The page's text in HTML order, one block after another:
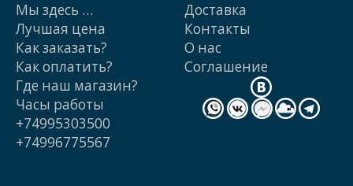
Мы здесь …
Лучшая цена
Как заказать?
Как оплатить?
Доставка
Контакты
О нас
Cоглашение
Где наш магазин?
Часы работы
+74995303500
+74996775567